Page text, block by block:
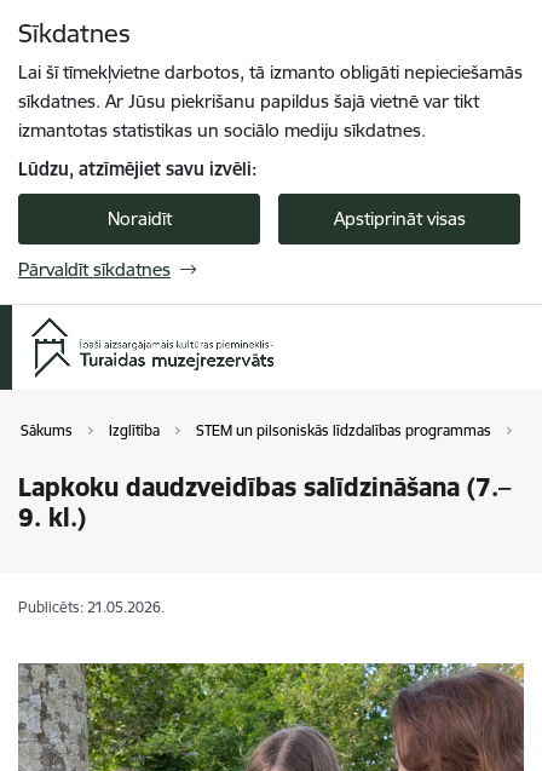
Sīkdatnes
Lai šī tīmekļvietne darbotos, tā izmanto obligāti nepieciešamās
sīkdatnes. Ar Jūsu piekrišanu papildus šajā vietnē var tikt
izmantotas statistikas un sociālo mediju sīkdatnes.
Lūdzu, atzīmējiet savu izvēli:
Noraidīt Apstiprināt visas
Pārvaldīt sīkdatnes
Sākums Izglītība STEM un pilsoniskās līdzdalības programmas
Lapkoku daudzveidības salīdzināšana (7.–
9. kl.)
Publicēts: 21.05.2026.